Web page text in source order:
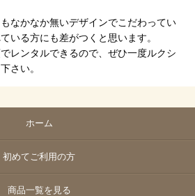
なかなか無いデザインでこだわってい
いる方にも差がつくと思います。
レンタルできるので、ぜひ一度ルクシ
さい。
ホーム
初めてご利用の方
商品一覧を見る